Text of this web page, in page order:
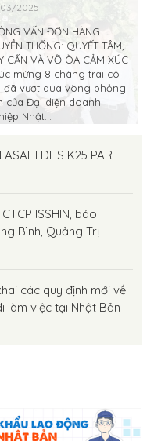
2025
VẤN ĐƠN HÀNG
THỐNG: QUYẾT TÂM,
CẤN VÀ VỠ ÒA CẢM XÚC
mừng 8 chàng trai cô
đã vượt qua vòng phỏng
của Đại diện doanh
Nhật...
DHS K25 PART I
ISSHIN, báo
Bình, Quảng Trị
các quy định mới về
làm việc tại Nhật Bản